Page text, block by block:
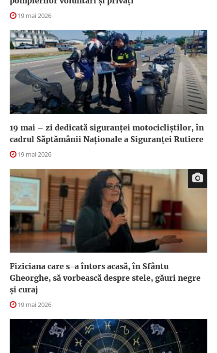
19 mai 2026
19 mai – zi dedicată siguranței motocicliștilor, în
cadrul Săptămânii Naționale a Siguranței Rutiere
19 mai 2026
Fiziciana care s-a întors acasă, în Sfântu
Gheorghe, să vorbească despre stele, găuri negre
și curaj
19 mai 2026